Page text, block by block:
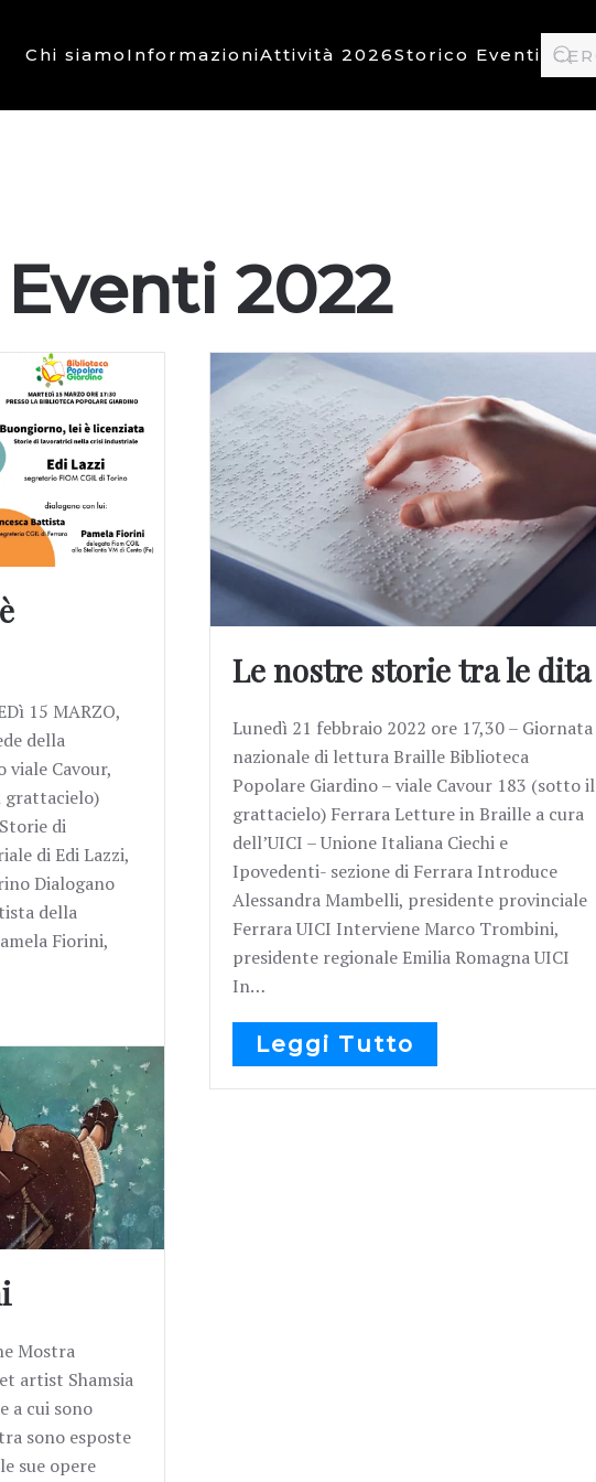
Chi siamo InformazioniAttività 2026Storico Eventi
2022
15 MARZO,
della
viale Cavour,
grattacielo)
di
di Edi Lazzi,
Dialogano
della
Fiorini,
Le nostre storie tra le dita
Lunedì 21 febbraio 2022 ore 17,30 – Giornata
nazionale di lettura Braille Biblioteca
Popolare Giardino – viale Cavour 183 (sotto il
grattacielo) Ferrara Letture in Braille a cura
dell’UICI – Unione Italiana Ciechi e
Ipovedenti- sezione di Ferrara Introduce
Alessandra Mambelli, presidente provinciale
Ferrara UICI Interviene Marco Trombini,
presidente regionale Emilia Romagna UICI
In…
Leggi Tutto
Mostra
artist Shamsia
a cui sono
sono esposte
sue opere